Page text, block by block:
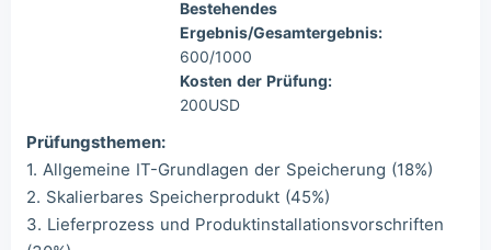
Bestehendes
Ergebnis/Gesamtergebnis:
600/1000
Kosten der Prüfung:
200USD
Prüfungsthemen:
1. Allgemeine IT-Grundlagen der Speicherung (18%)
2. Skalierbares Speicherprodukt (45%)
3. Lieferprozess und Produktinstallationsvorschriften